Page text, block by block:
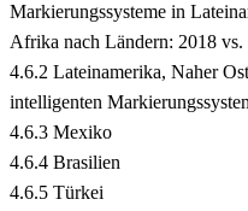
Markierungssysteme in
Afrika nach Ländern: 2018 vs.
4.6.2 Lateinamerika, Naher
intelligenten
4.6.3 Mexiko
4.6.4 Brasilien
4.6.5 Türkei